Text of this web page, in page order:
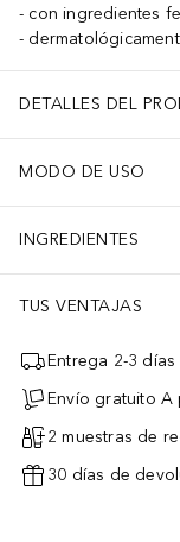
con ingredientes
DETALLES DEL
MODO DE USO
INGREDIENTES
TUS VENTAJAS
Entrega 2-3
Envío gratuito A
2 muestras de
30 días de